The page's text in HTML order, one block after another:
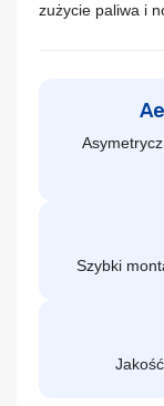
zużycie paliwa i
Szybki